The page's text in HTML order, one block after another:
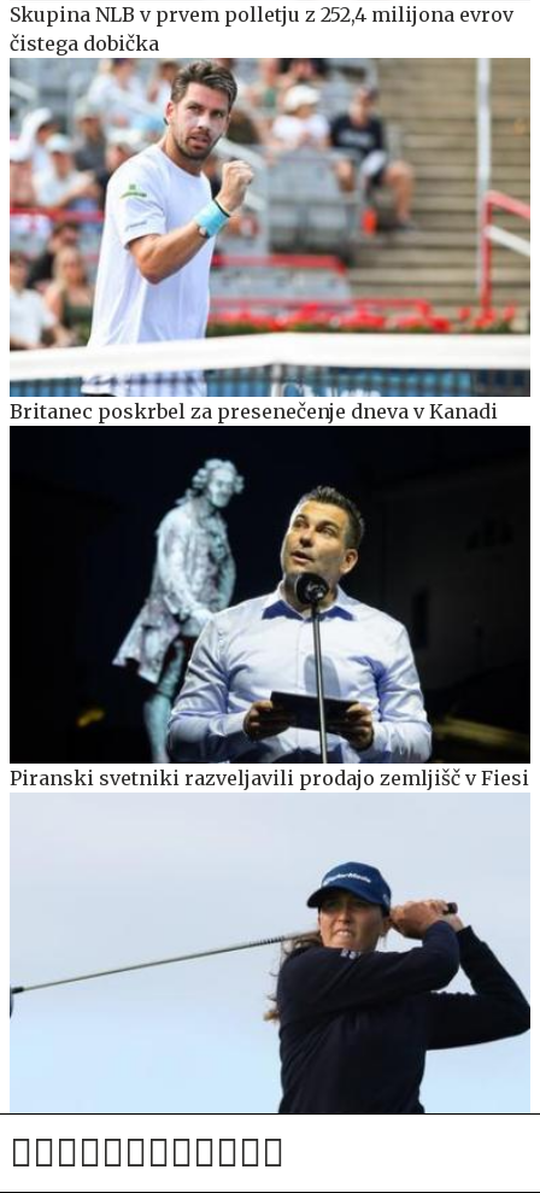
Skupina NLB v prvem polletju z 252,4 milijona evrov
čistega dobička
Britanec poskrbel za presenečenje dneva v Kanadi
Piranski svetniki razveljavili prodajo zemljišč v Fiesi
Pia Babnik uspešna v Londonu